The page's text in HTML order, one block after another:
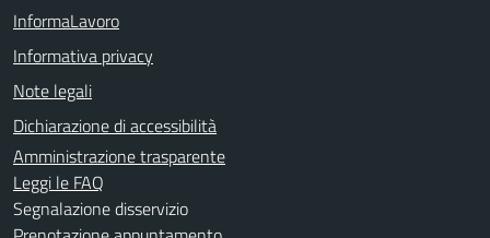
InformaLavoro
Informativa privacy
Note legali
Dichiarazione di accessibilità
Amministrazione trasparente
Leggi le FAQ
Segnalazione disservizio